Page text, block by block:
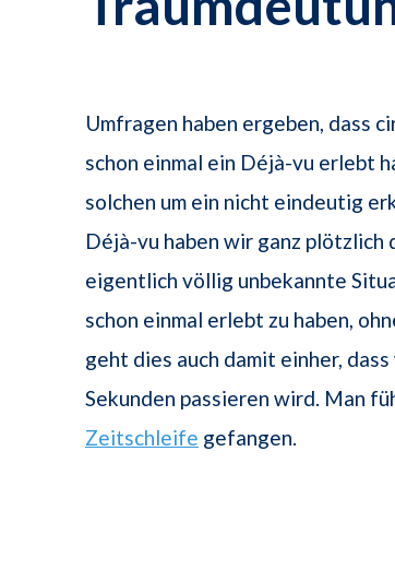
Umfragen haben ergeben, dass
schon einmal ein Déjà-vu erlebt
solchen um ein nicht eindeutig
Déjà-vu haben wir ganz plötzlich
eigentlich völlig unbekannte
schon einmal erlebt zu haben,
geht dies auch damit einher,
Sekunden passieren wird. Man
Zeitschleife gefangen.